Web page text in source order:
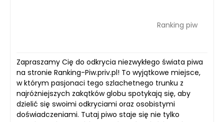
Ranking piw
Zapraszamy Cię do odkrycia niezwykłego świata piwa
na stronie Ranking-Piw.priv.pl! To wyjątkowe miejsce,
w którym pasjonaci tego szlachetnego trunku z
najróżniejszych zakątków globu spotykają się, aby
dzielić się swoimi odkryciami oraz osobistymi
doświadczeniami. Tutaj piwo staje się nie tylko